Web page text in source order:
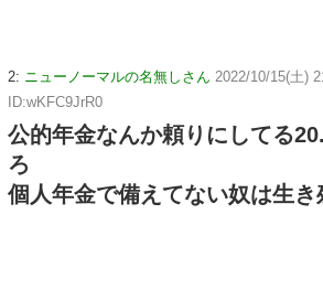
2: ニューノーマルの名無しさん 2022/10/15(土)
ID:wKFC9JrR0
公的年金なんか頼りにしてる
ろ
個人年金で備えてない奴は生